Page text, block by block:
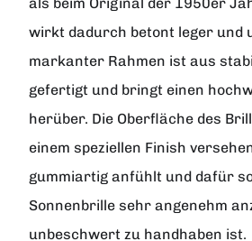
wirkt dadurch betont leger und
markanter Rahmen ist aus
gefertigt und bringt einen
herüber. Die Oberfläche des
einem speziellen Finish
gummiartig anfühlt und dafür
Sonnenbrille sehr angenehm
unbeschwert zu handhaben ist.